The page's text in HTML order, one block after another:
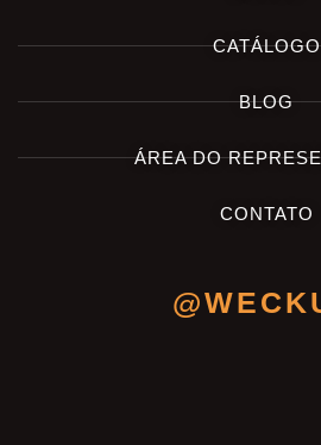
CATÁLOGO
BLOG
ÁREA DO
CONTATO